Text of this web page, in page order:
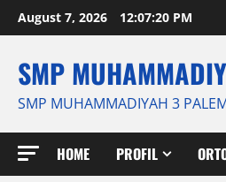
Skip
to
August 7, 2026 12:07:21 PM
SMP
SMP MUHAMMADIYAH 3
HOME PROFIL